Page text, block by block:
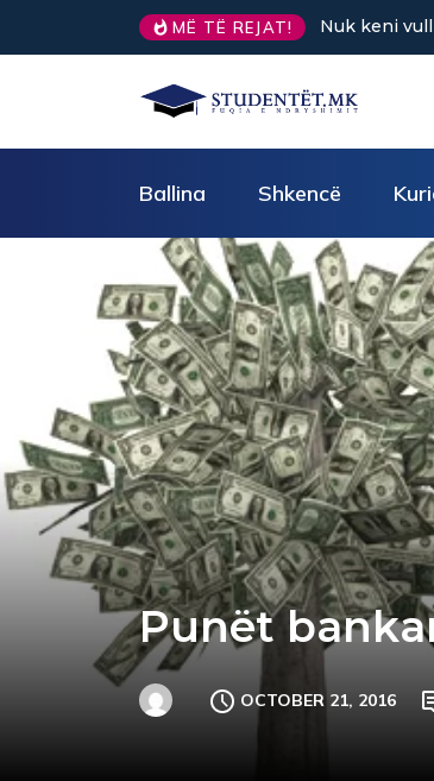
MË TË REJAT!Nuk keni vullnet
Ballina Shkencë
Punët
OCTOBER 21, 2016